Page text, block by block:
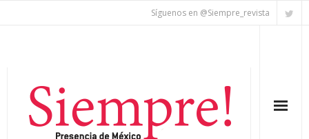
Síguenos en @Siempre_revista